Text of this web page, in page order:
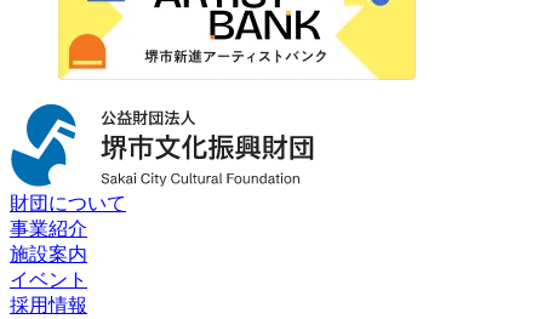
財団について
事業紹介
施設案内
イベント
採用情報